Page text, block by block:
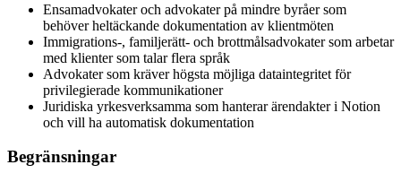
Ensamadvokater och advokater på mindre byråer som
behöver heltäckande dokumentation av klientmöten
Immigrations-, familjerätt- och brottmålsadvokater som arbetar
med klienter som talar flera språk
Advokater som kräver högsta möjliga dataintegritet för
privilegierade kommunikationer
Juridiska yrkesverksamma som hanterar ärendakter i Notion
och vill ha automatisk dokumentation
Begränsningar